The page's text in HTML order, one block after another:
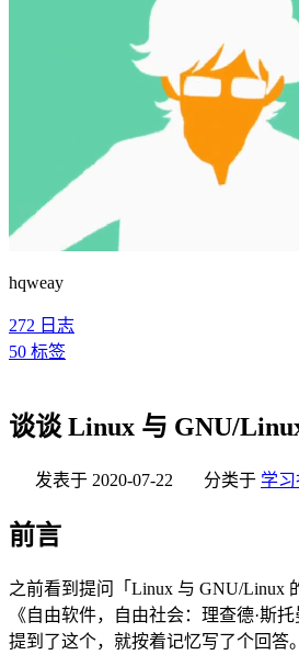
hqweay
272 日志
50 标签
谈谈 Linux 与 GNU/
发表于 2020-07-22 分类于 学
前言
之前看到提问「Linux 与 GNU/Linux
《自由软件，自由社会：理查德·斯
提到了这个，就按着记忆写了个回答。